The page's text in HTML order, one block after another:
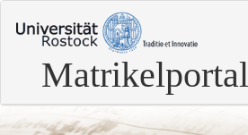
zum
Seitenanfang
Matrikelportal